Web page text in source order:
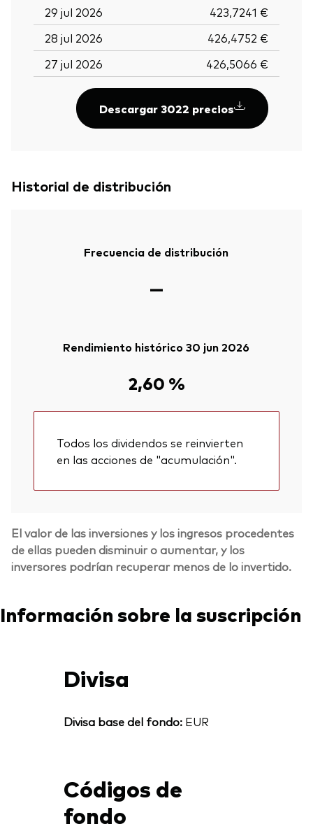
29 jul 2026
423,7241 €
28 jul 2026
426,4752 €
27 jul 2026
426,5066 €
Descargar 3022 precios
Historial de distribución
Frecuencia de distribución
—
Rendimiento histórico 30 jun 2026
2,60 %
Todos los dividendos se reinvierten
en las acciones de "acumulación".
El valor de las inversiones y los ingresos procedentes
de ellas pueden disminuir o aumentar, y los
inversores podrían recuperar menos de lo invertido.
Información sobre la suscripción
Divisa
Divisa base del fondo:EUR
Códigos de
fondo